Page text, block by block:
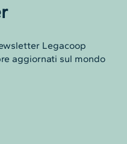
Legacoop
aggiornati sul mondo